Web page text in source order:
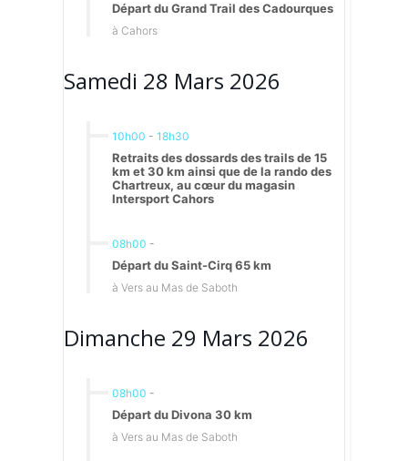
Départ du Grand Trail des Cadourques
à Cahors
Samedi 28 Mars 2026
10h00 - 18h30
Retraits des dossards des trails de 15
km et 30 km ainsi que de la rando des
Chartreux, au cœur du magasin
Intersport Cahors
08h00 -
Départ du Saint-Cirq 65 km
à Vers au Mas de Saboth
Dimanche 29 Mars 2026
08h00 -
Départ du Divona 30 km
à Vers au Mas de Saboth